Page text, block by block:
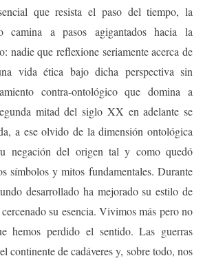
que resista el paso del tiempo, la
a pasos agigantados hacia la
nadie que reflexione seriamente acerca de
vida ética bajo dicha perspectiva sin
contra-ontológico que domina a
mitad del siglo XX en adelante se
a ese olvido de la dimensión ontológica
negación del origen tal y como quedó
símbolos y mitos fundamentales. Durante
desarrollado ha mejorado su estilo de
su esencia. Vivimos más pero no
hemos perdido el sentido. Las guerras
continente de cadáveres y, sobre todo, nos